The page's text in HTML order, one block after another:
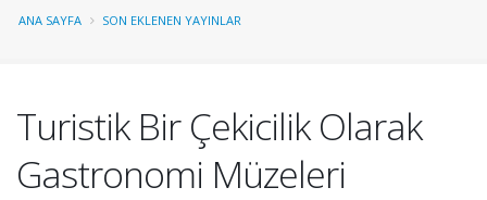
ANA SAYFA SON EKLENEN YAYINLAR
Turistik Bir Çekicilik Olarak
Gastronomi Müzeleri